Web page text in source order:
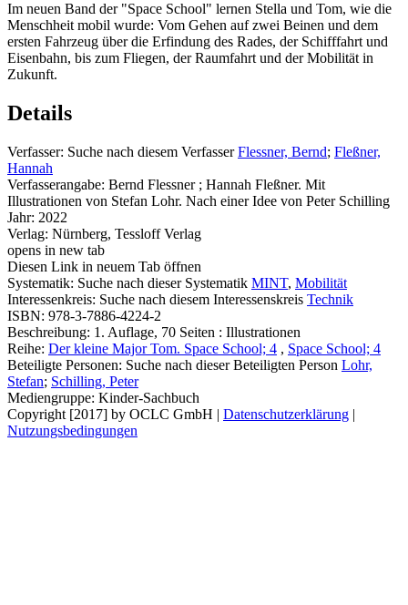
Im neuen Band der "Space School" lernen Stella und Tom, wie die
Menschheit mobil wurde: Vom Gehen auf zwei Beinen und dem
ersten Fahrzeug über die Erfindung des Rades, der Schifffahrt und
Eisenbahn, bis zum Fliegen, der Raumfahrt und der Mobilität in
Zukunft.
Details
Verfasser: Suche nach diesem Verfasser Flessner, Bernd; Fleßner,
Hannah
Verfasserangabe: Bernd Flessner ; Hannah Fleßner. Mit
Illustrationen von Stefan Lohr. Nach einer Idee von Peter Schilling
Jahr: 2022
Verlag: Nürnberg, Tessloff Verlag
opens in new tab
Diesen Link in neuem Tab öffnen
Systematik: Suche nach dieser Systematik MINT, Mobilität
Interessenkreis: Suche nach diesem Interessenskreis Technik
ISBN: 978-3-7886-4224-2
Beschreibung: 1. Auflage, 70 Seiten : Illustrationen
Reihe: Der kleine Major Tom. Space School; 4 , Space School; 4
Beteiligte Personen: Suche nach dieser Beteiligten Person Lohr,
Stefan; Schilling, Peter
Mediengruppe: Kinder-Sachbuch
Copyright [2017] by OCLC GmbH | Datenschutzerklärung |
Nutzungsbedingungen